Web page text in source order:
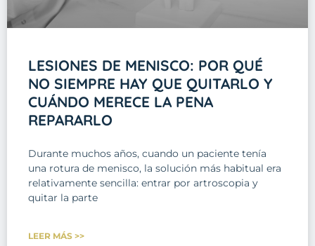
LESIONES DE MENISCO: POR QUÉ
NO SIEMPRE HAY QUE QUITARLO Y
CUÁNDO MERECE LA PENA
REPARARLO
Durante muchos años, cuando un paciente tenía
una rotura de menisco, la solución más habitual era
relativamente sencilla: entrar por artroscopia y
quitar la parte
LEER MÁS >>